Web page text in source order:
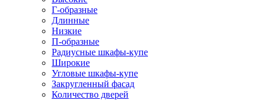
Г-образные
Длинные
Низкие
П-образные
Радиусные шкафы-купе
Широкие
Угловые шкафы-купе
Закругленный фасад
Количество дверей